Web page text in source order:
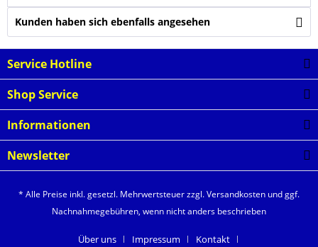
Kunden haben sich ebenfalls angesehen
Service Hotline
Shop Service
Informationen
Newsletter
* Alle Preise inkl. gesetzl. Mehrwertsteuer zzgl.Versandkosten und ggf.
Nachnahmegebühren, wenn nicht anders beschrieben
Über uns Impressum
Kontakt